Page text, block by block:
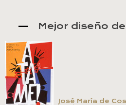
Mejor diseño
José María de